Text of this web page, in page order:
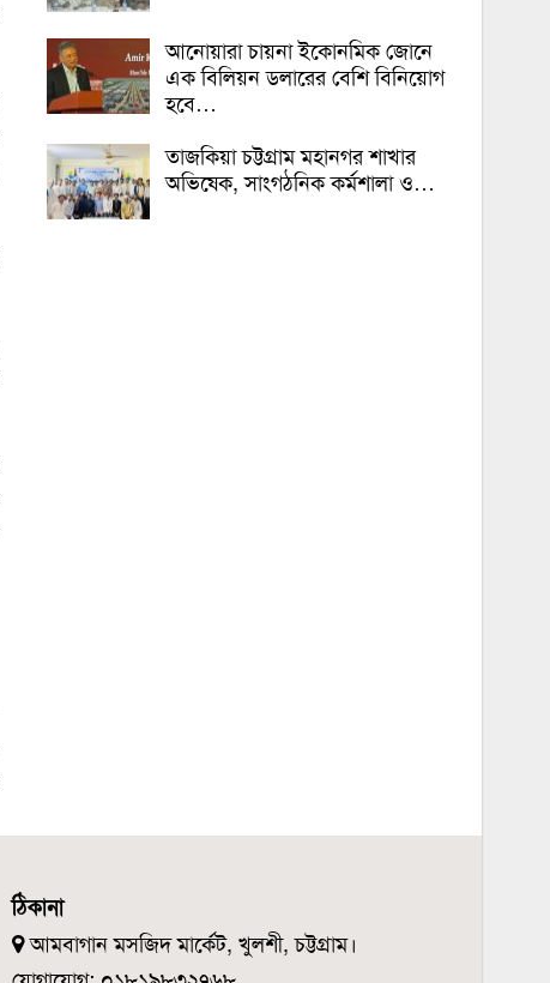
আনোয়ারা চায়না ইকোনমিক জোনে
এক বিলিয়ন ডলারের বেশি বিনিয়োগ
হবে…
তাজকিয়া চট্টগ্রাম মহানগর শাখার
অভিষেক, সাংগঠনিক কর্মশালা ও…
ঠিকানা
আমবাগান মসজিদ মার্কেট, খুলশী, চট্টগ্রাম।